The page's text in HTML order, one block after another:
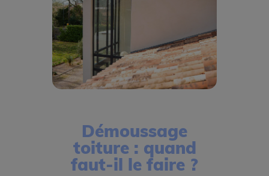
Démoussage
toiture : quand
faut-il le faire ?